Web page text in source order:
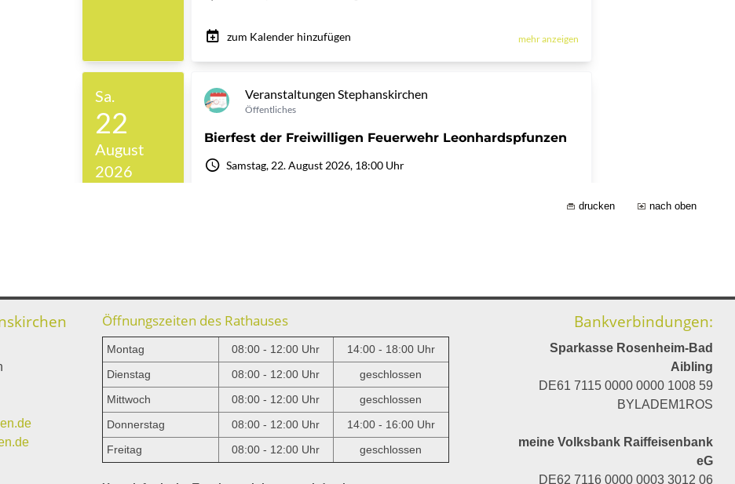
drucken nach oben
Öffnungszeiten des Rathauses
Montag 08:00 - 12:00 Uhr
14:00 - 18:00 Uhr
Dienstag
08:00 - 12:00 Uhr
geschlossen
Mittwoch
08:00 - 12:00 Uhr
geschlossen
Donnerstag
08:00 - 12:00 Uhr
14:00 - 16:00 Uhr
Freitag
08:00 - 12:00 Uhr geschlossen
Bankverbindungen:
Sparkasse Rosenheim-Bad
Aibling
DE61 7115 0000 0000 1008 59
BYLADEM1ROS
meine Volksbank Raiffeisenbank
eG
DE62 7116 0000 0003 3012 06